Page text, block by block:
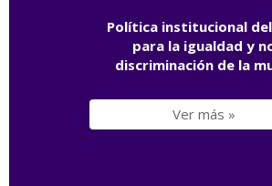
Política institucional del
para la igualdad y
discriminación de la
Ver más »